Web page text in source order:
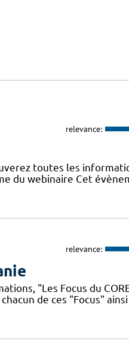
relevance:
toutes les
du webinaire Cet
relevance:
"Les Focus du
de ces "Focus" ainsi